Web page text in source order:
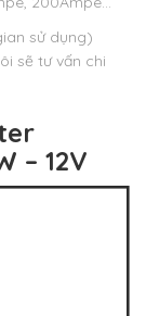
sử dụng)
sẽ tư vấn chi
– 12V